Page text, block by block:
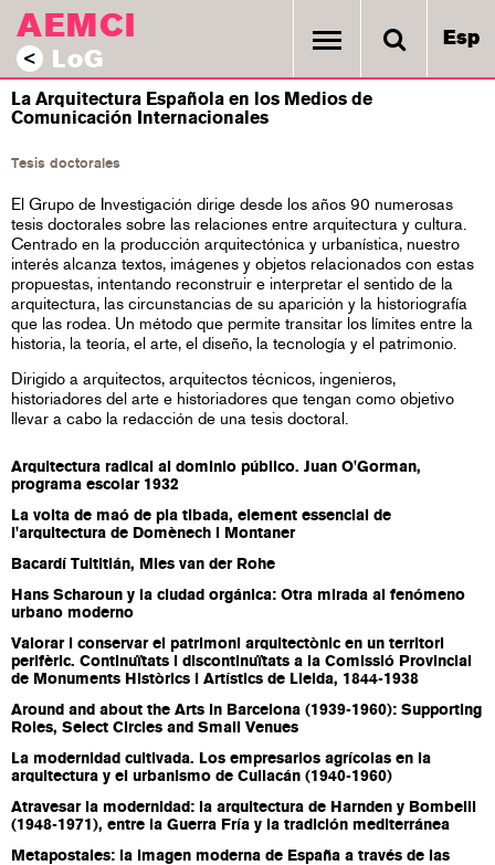
AEMCI
< LoG
Esp
La Arquitectura Española en los Medios de
Comunicación Internacionales
Tesis doctorales
El Grupo de Investigación dirige desde los años 90 numerosas
tesis doctorales sobre las relaciones entre arquitectura y cultura.
Centrado en la producción arquitectónica y urbanística, nuestro
interés alcanza textos, imágenes y objetos relacionados con estas
propuestas, intentando reconstruir e interpretar el sentido de la
arquitectura, las circunstancias de su aparición y la historiografía
que las rodea. Un método que permite transitar los límites entre la
historia, la teoría, el arte, el diseño, la tecnología y el patrimonio.
Dirigido a arquitectos, arquitectos técnicos, ingenieros,
historiadores del arte e historiadores que tengan como objetivo
llevar a cabo la redacción de una tesis doctoral.
Arquitectura radical al dominio público. Juan O'Gorman,
programa escolar 1932
La volta de maó de pla tibada, element essencial de
l'arquitectura de Domènech i Montaner
Bacardí Tultitlán, Mies van der Rohe
Hans Scharoun y la ciudad orgánica: Otra mirada al fenómeno
urbano moderno
Valorar i conservar el patrimoni arquitectònic en un territori
perifèric. Continuïtats i discontinuïtats a la Comissió Provincial
de Monuments Històrics i Artístics de Lleida, 1844-1938
Around and about the Arts in Barcelona (1939-1960): Supporting
Roles, Select Circles and Small Venues
La modernidad cultivada. Los empresarios agrícolas en la
arquitectura y el urbanismo de Culiacán (1940-1960)
Atravesar la modernidad: la arquitectura de Harnden y Bombelli
(1948-1971), entre la Guerra Fría y la tradición mediterránea
Metapostales: la imagen moderna de España a través de las